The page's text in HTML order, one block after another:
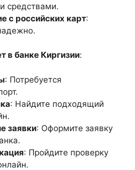
средствами.
с российских карт:
в банке Киргизии:
: Потребуется
: Найдите подходящий
заявки: Оформите заявку
: Пройдите проверку